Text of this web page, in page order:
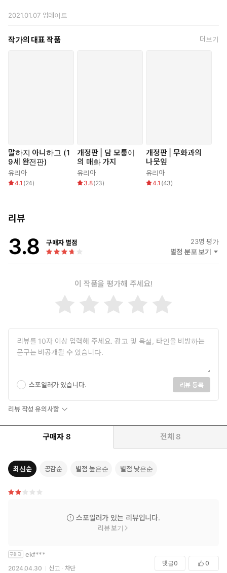
2021.01.07업데이트
작가의 대표 작품 더보기
말하지 아니하고 (1
9세 완전판)
유리아
4.1 (24)
개정판 | 담 모퉁이
의 매화 가지
유리아
3.8(23)
개정판 | 무화과의
나뭇잎
유리아
4.1 (43)
리뷰
3.8 구매자 별점 23명 평가
별점 분포 보기
이 작품을 평가해 주세요!
스포일러가 있습니다. 리뷰 등록
리뷰 작성 유의사항
구매자 8 전체 8
최신순 공감순 별점 높은순 별점 낮은순
스포일러가 있는 리뷰입니다.
리뷰 보기
ekf***
2024.04.30 신고 차단
댓글0 0